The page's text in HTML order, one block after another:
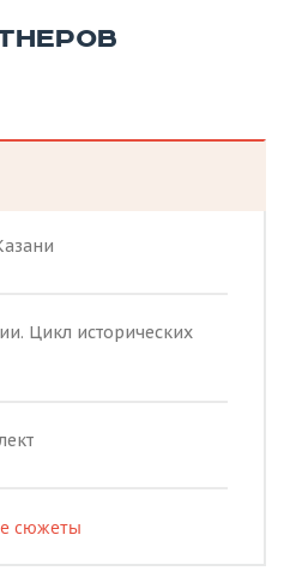
Цикл исторических
сюжеты